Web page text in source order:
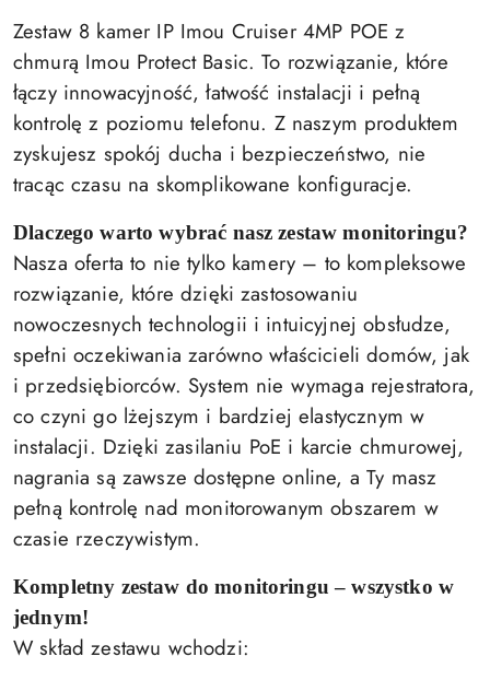
Zestaw 8 kamer IP Imou Cruiser 4MP POE z
chmurą Imou Protect Basic. To rozwiązanie, które
łączy innowacyjność, łatwość instalacji i pełną
kontrolę z poziomu telefonu. Z naszym produktem
zyskujesz spokój ducha i bezpieczeństwo, nie
tracąc czasu na skomplikowane konfiguracje.
Dlaczego warto wybrać nasz zestaw monitoringu?
Nasza oferta to nie tylko kamery – to kompleksowe
rozwiązanie, które dzięki zastosowaniu
nowoczesnych technologii i intuicyjnej obsłudze,
spełni oczekiwania zarówno właścicieli domów, jak
i przedsiębiorców. System nie wymaga rejestratora,
co czyni go lżejszym i bardziej elastycznym w
instalacji. Dzięki zasilaniu PoE i karcie chmurowej,
nagrania są zawsze dostępne online, a Ty masz
pełną kontrolę nad monitorowanym obszarem w
czasie rzeczywistym.
Kompletny zestaw do monitoringu – wszystko w
jednym!
W skład zestawu wchodzi: